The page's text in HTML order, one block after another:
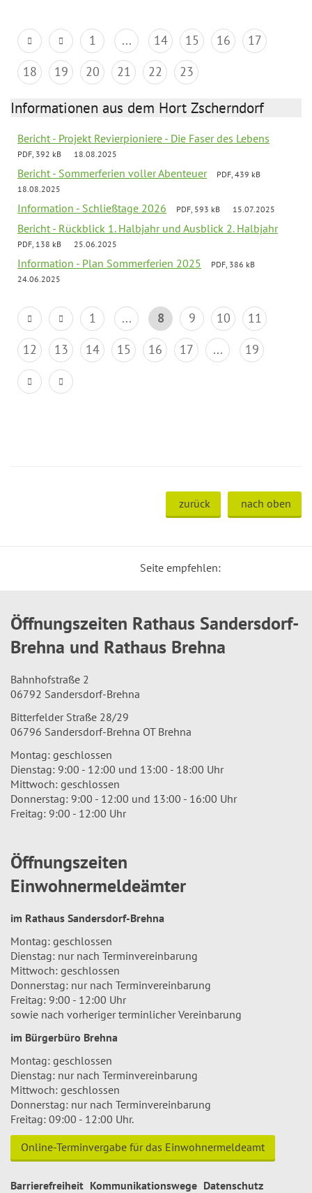
1 ... 14 15 16
17
18
19 20 21 22 23
Informationen aus dem Hort Zscherndorf
Bericht - Projekt Revierpioniere - Die Faser des Lebens
PDF, 392 kB 18.08.2025
Bericht - Sommerferien voller Abenteuer
PDF, 439 kB
18.08.2025
Information - Schließtage 2026 PDF, 593 kB 15.07.2025
Bericht - Rückblick 1. Halbjahr und Ausblick 2. Halbjahr
PDF, 138 kB 25.06.2025
Information - Plan Sommerferien 2025
PDF, 386 kB
24.06.2025
1 ... 8 9 10
11
12
13 14 15 16 17 ... 19
zurück nach oben
Seite empfehlen:
Öffnungszeiten Rathaus Sandersdorf-
Brehna und Rathaus Brehna
Bahnhofstraße 2
06792 Sandersdorf-Brehna
Bitterfelder Straße 28/29
06796 Sandersdorf-Brehna OT Brehna
Montag: geschlossen
Dienstag: 9:00 - 12:00 und 13:00 - 18:00 Uhr
Mittwoch: geschlossen
Donnerstag: 9:00 - 12:00 und 13:00 - 16:00 Uhr
Freitag: 9:00 - 12:00 Uhr
Öffnungszeiten
Einwohnermeldeämter
im Rathaus Sandersdorf-Brehna
Montag: geschlossen
Dienstag: nur nach Terminvereinbarung
Mittwoch: geschlossen
Donnerstag: nur nach Terminvereinbarung
Freitag: 9:00 - 12:00 Uhr
sowie nach vorheriger terminlicher Vereinbarung
im Bürgerbüro Brehna
Montag: geschlossen
Dienstag: nur nach Terminvereinbarung
Mittwoch: geschlossen
Donnerstag: nur nach Terminvereinbarung
Freitag: 09:00 - 12:00 Uhr.
Online-Terminvergabe für das Einwohnermeldeamt
Barrierefreiheit Kommunikationswege Datenschutz